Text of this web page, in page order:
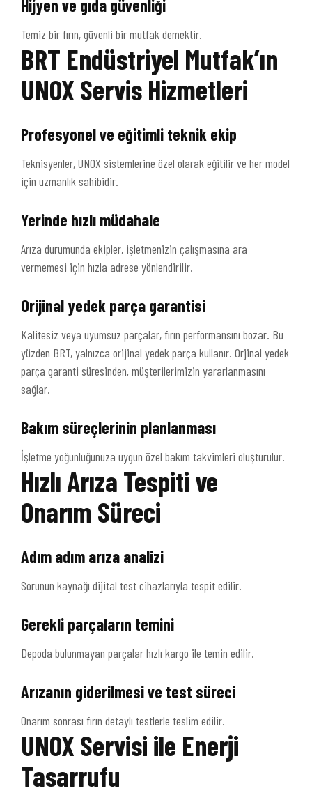
Hijyen ve gıda güvenliği
Temiz bir fırın, güvenli bir mutfak demektir.
BRT Endüstriyel Mutfak’ın
UNOX Servis Hizmetleri
Profesyonel ve eğitimli teknik ekip
Teknisyenler, UNOX sistemlerine özel olarak eğitilir ve her model
için uzmanlık sahibidir.
Yerinde hızlı müdahale
Arıza durumunda ekipler, işletmenizin çalışmasına ara
vermemesi için hızla adrese yönlendirilir.
Orijinal yedek parça garantisi
Kalitesiz veya uyumsuz parçalar, fırın performansını bozar. Bu
yüzden BRT, yalnızca orijinal yedek parça kullanır. Orjinal yedek
parça garanti süresinden, müşterilerimizin yararlanmasını
sağlar.
Bakım süreçlerinin planlanması
İşletme yoğunluğunuza uygun özel bakım takvimleri oluşturulur.
Hızlı Arıza Tespiti ve
Onarım Süreci
Adım adım arıza analizi
Sorunun kaynağı dijital test cihazlarıyla tespit edilir.
Gerekli parçaların temini
Depoda bulunmayan parçalar hızlı kargo ile temin edilir.
Arızanın giderilmesi ve test süreci
Onarım sonrası fırın detaylı testlerle teslim edilir.
UNOX Servisi ile Enerji
Tasarrufu